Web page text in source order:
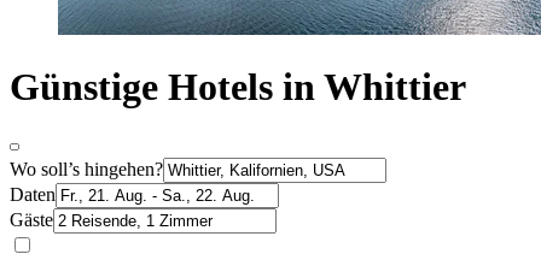
Günstige Hotels in Whittier
Wo soll’s hingehen?
Daten
Gäste